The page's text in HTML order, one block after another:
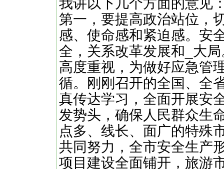
我讲以下几个方面的意见
第一，要提高政治站位，
感、使命感和紧迫感。安
全，关系改革发展和_大
高度重视，为做好应急管
循。刚刚召开的全国、全
真传达学习，全面开展安
发势头，确保人民群众生
点多、线长、面广的特殊
共同努力，全市安全生产
项目建设全面铺开，旅游